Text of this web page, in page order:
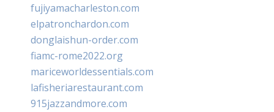
fujiyamacharleston.com
elpatronchardon.com
donglaishun-order.com
fiamc-rome2022.org
mariceworldessentials.com
lafisheriarestaurant.com
915jazzandmore.com